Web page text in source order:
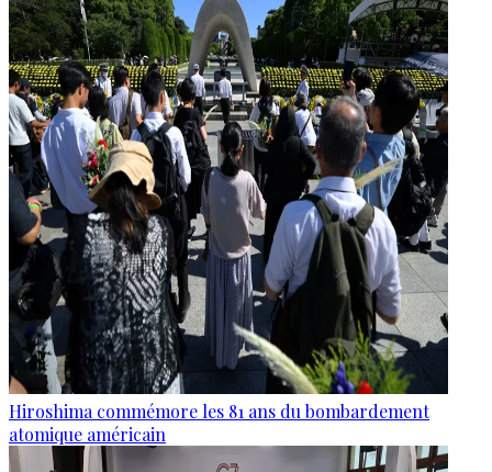
Hiroshima commémore les 81 ans du bombardement
atomique américain